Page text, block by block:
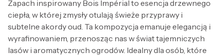
Zapach inspirowany Bois Impérial to esencja drzewnego
ciepła, w której zmysły otulają świeże przyprawy i
subtelne akordy oud. Ta kompozycja emanuje elegancją i
wyrafinowaniem, przenosząc nas w świat tajemniczych
lasów i aromatycznych ogrodów. Idealny dla osób, które